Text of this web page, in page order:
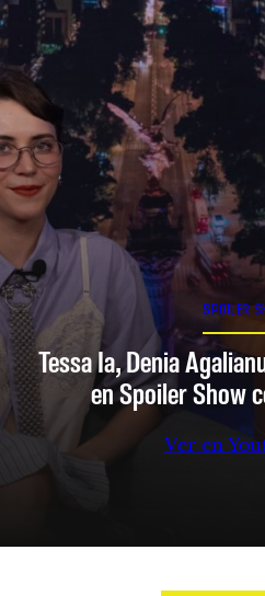
SPOILER
Tessa Ia, Denia
en Spoiler Show
Ver en